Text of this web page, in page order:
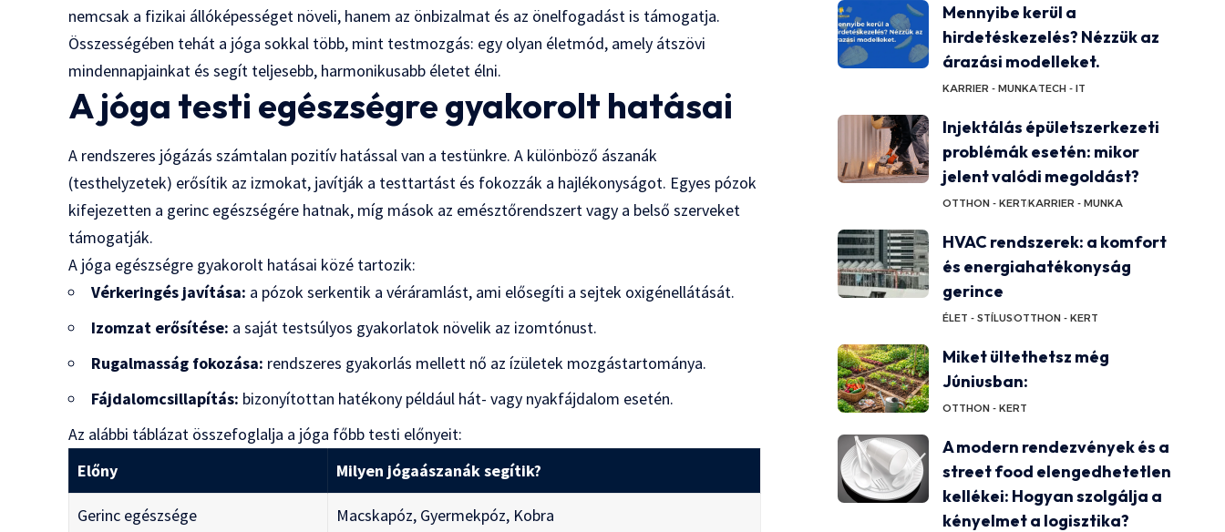
nemcsak a fizikai állóképességet növeli, hanem az önbizalmat és az önelfogadást is támogatja.
Összességében tehát a jóga sokkal több, mint testmozgás: egy olyan életmód, amely átszövi
mindennapjainkat és segít teljesebb, harmonikusabb életet élni.
A jóga testi egészségre gyakorolt hatásai
A rendszeres jógázás számtalan pozitív hatással van a testünkre. A különböző ászanák
(testhelyzetek) erősítik az izmokat, javítják a testtartást és fokozzák a hajlékonyságot. Egyes pózok
kifejezetten a gerinc egészségére hatnak, míg mások az emésztőrendszert vagy a belső szerveket
támogatják.
A jóga egészségre gyakorolt hatásai közé tartozik:
Vérkeringés javítása: a pózok serkentik a véráramlást, ami elősegíti a sejtek oxigénellátását.
Izomzat erősítése: a saját testsúlyos gyakorlatok növelik az izomtónust.
Rugalmasság fokozása: rendszeres gyakorlás mellett nő az ízületek mozgástartománya.
Fájdalomcsillapítás: bizonyítottan hatékony például hát- vagy nyakfájdalom esetén.
Az alábbi táblázat összefoglalja a jóga főbb testi előnyeit:
Előny
Milyen jógaászanák segítik?
Gerinc egészsége Macskapóz, Gyermekpóz, Kobra
Mennyibe kerül a
hirdetéskezelés? Nézzük az
árazási modelleket.
KARRIER - MUNKATECH - IT
Injektálás épületszerkezeti
problémák esetén: mikor
jelent valódi megoldást?
OTTHON - KERTKARRIER - MUNKA
HVAC rendszerek: a komfort
és energiahatékonyság
gerince
ÉLET - STÍLUSOTTHON - KERT
Miket ültethetsz még
Júniusban:
OTTHON - KERT
A modern rendezvények és a
street food elengedhetetlen
kellékei: Hogyan szolgálja a
kényelmet a logisztika?